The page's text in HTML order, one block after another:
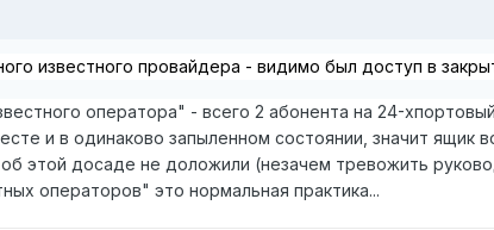
известного провайдера - видимо был доступ в
оператора" - всего 2 абонента на 24-
и в одинаково запыленном состоянии, значит
этой досаде не доложили (незачем тревожить
операторов" это нормальная практика...